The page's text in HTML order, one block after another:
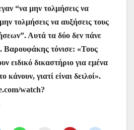
“να μην τολμήσεις να
τολμήσεις να αυξήσεις τους
Αυτά τα δύο δεν πάνε
Βαρουφάκης τόνισε: «Τους
ειδικό δικαστήριο για εμένα
γιατί είναι δειλοί».
watch?